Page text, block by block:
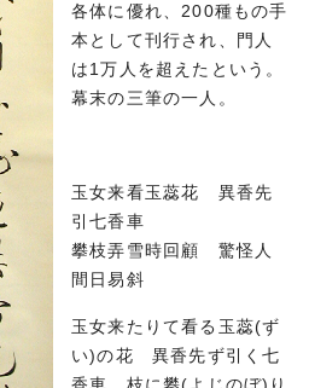
各体に優れ、200種もの手
本として刊行され、門人
は1万人を超えたという。
幕末の三筆の一人。
玉女来看玉蕊花 異香先
引七香車
攀枝弄雪時回顧 驚怪人
間日易斜
玉女来たりて看る玉蕊(ず
い)の花 異香先ず引く七